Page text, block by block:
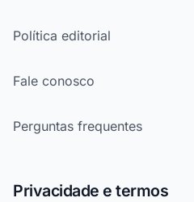
Política editorial
Fale conosco
Perguntas frequentes
Privacidade e termos